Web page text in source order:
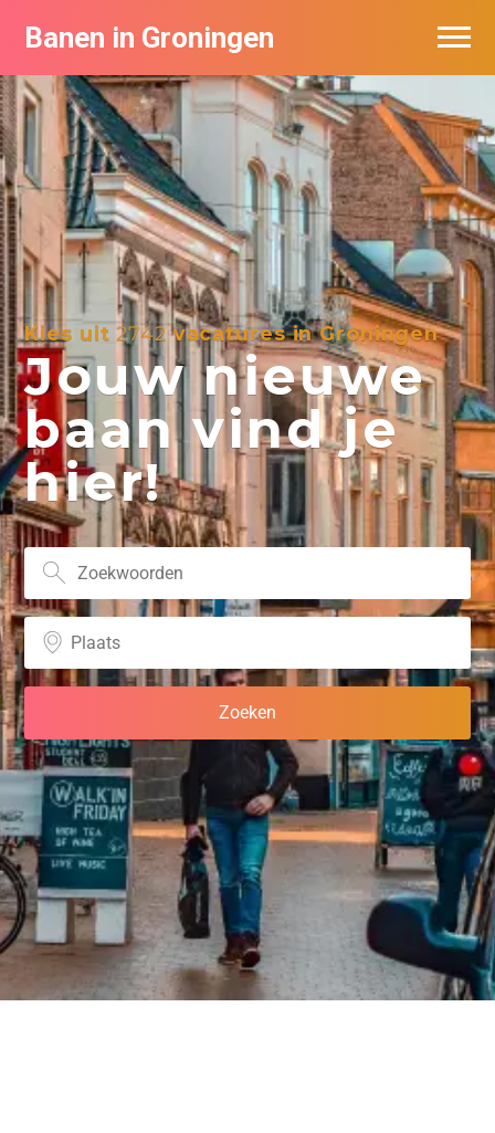
Banen in Groningen
Kies uit2742vacatures in Groningen
Jouw nieuwe
baan vind je
hier!
Vacatures per bedrijf
De populairste vacatures in Groningen
Nieuwsbrief feed